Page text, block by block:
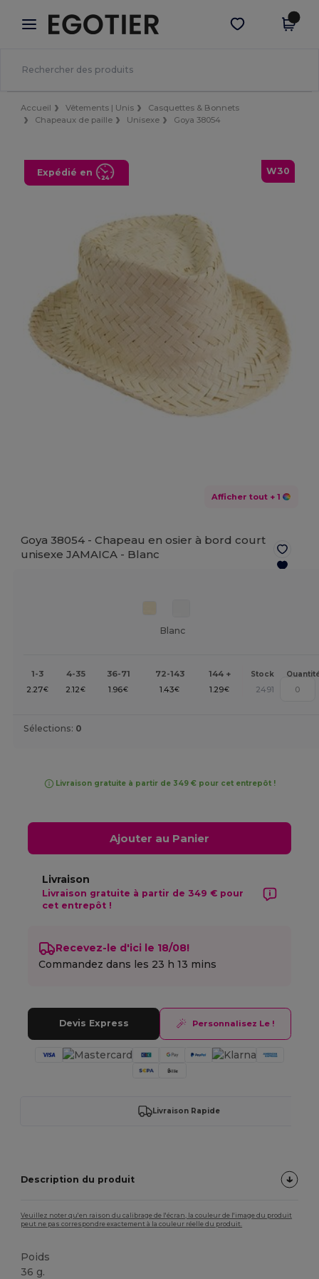
× Appli Egotier
Meilleurs prix sur l’app !
Obtenir l'appli
Accueil Vêtements | Unis
Casquettes & Bonnets
Chapeaux de paille
Unisexe Goya 38054
W30
Expédié en
Afficher tout + 1
Goya 38054 - Chapeau en osier à bord court
unisexe JAMAICA - Blanc
Blanc
1-3 4-35 36-71 72-143 144 + Stock
2.27€ 2.12€ 1.96€ 1.43€ 1.29€ 2491
Sélections: 0
Livraison gratuite à partir de 349 € pour cet entrepôt !
Ajouter au Panier
Livraison
Livraison gratuite à partir de 349 € pour
cet entrepôt !
Recevez-le d'ici le 18/08!
Commandez dans les 23 h 13 mins
Devis Express Personnalisez Le !
Livraison Rapide
Description du produit
Veuillez noter qu'en raison du calibrage de l'écran, la couleur de l'image du produit
peut ne pas correspondre exactement à la couleur réelle du produit.
Poids
36 g.